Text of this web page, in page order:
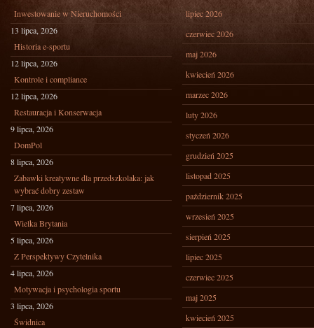
Inwestowanie w Nieruchomości
13 lipca, 2026
Historia e-sportu
12 lipca, 2026
Kontrole i compliance
12 lipca, 2026
Restauracja i Konserwacja
9 lipca, 2026
DomPol
8 lipca, 2026
Zabawki kreatywne dla przedszkolaka: jak
wybrać dobry zestaw
7 lipca, 2026
Wielka Brytania
5 lipca, 2026
Z Perspektywy Czytelnika
4 lipca, 2026
Motywacja i psychologia sportu
3 lipca, 2026
Świdnica
lipiec 2026
czerwiec 2026
maj 2026
kwiecień 2026
marzec 2026
luty 2026
styczeń 2026
grudzień 2025
listopad 2025
październik 2025
wrzesień 2025
sierpień 2025
lipiec 2025
czerwiec 2025
maj 2025
kwiecień 2025